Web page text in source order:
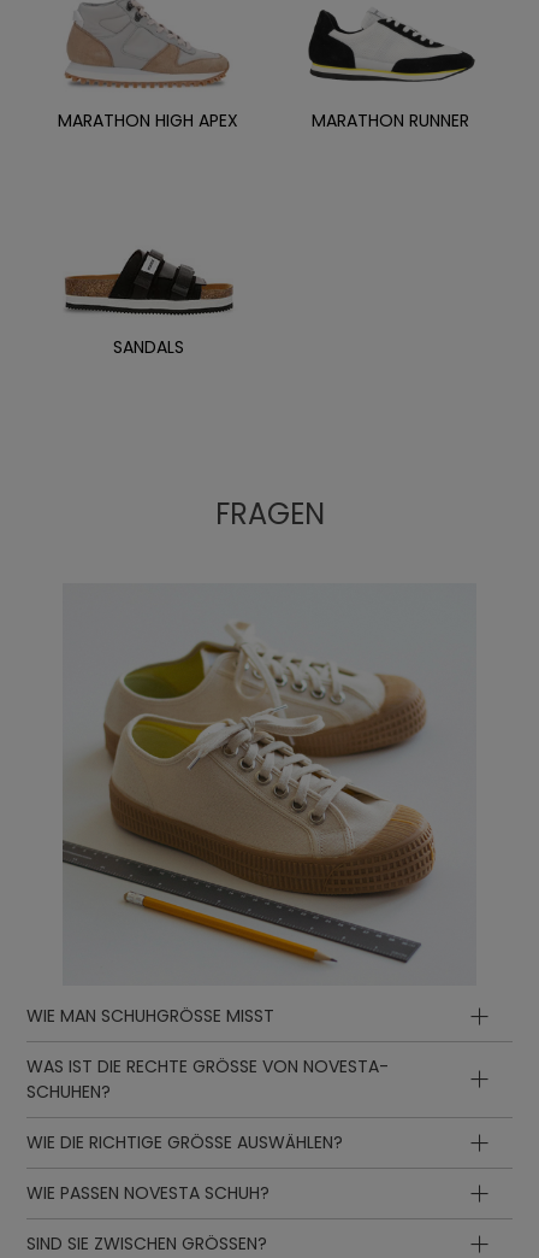
MARATHON HIGH APEX MARATHON RUNNER
SANDALS
FRAGEN
WIE MAN SCHUHGRÖSSE MISST
WAS IST DIE RECHTE GRÖSSE VON NOVESTA-
SCHUHEN?
WIE DIE RICHTIGE GRÖSSE AUSWÄHLEN?
WIE PASSEN NOVESTA SCHUH?
SIND SIE ZWISCHEN GRÖSSEN?